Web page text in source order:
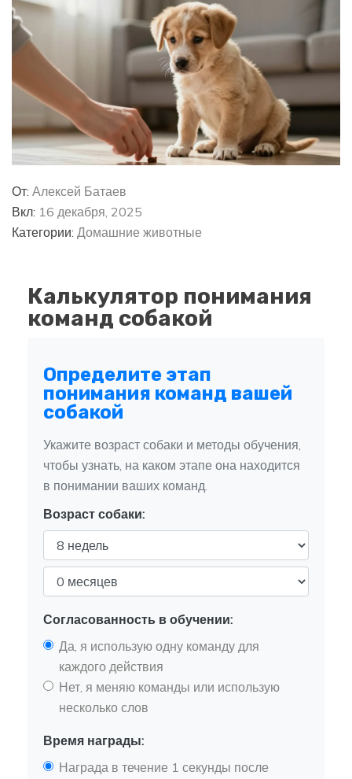
От: Алексей Батаев
Вкл: 16 декабря, 2025
Категории: Домашние животные
Калькулятор понимания
команд собакой
Определите этап
понимания команд вашей
собакой
Укажите возраст собаки и методы обучения,
чтобы узнать, на каком этапе она находится
в понимании ваших команд.
Возраст собаки:
Согласованность в обучении:
Да, я использую одну команду для
каждого действия
Нет, я меняю команды или использую
несколько слов
Время награды:
Награда в течение 1 секунды после